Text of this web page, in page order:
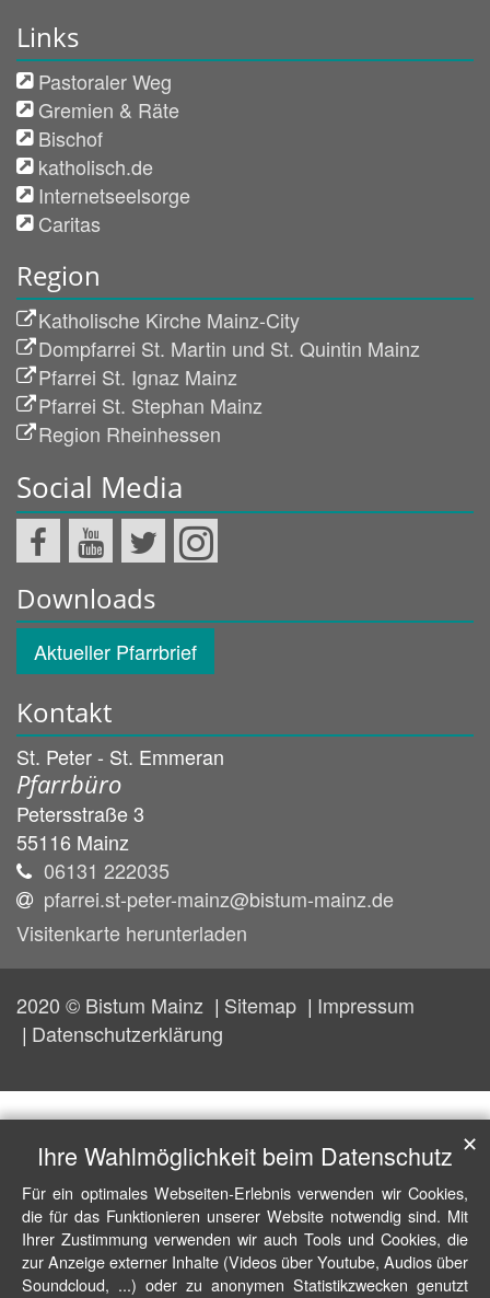
Links
Pastoraler Weg
Gremien & Räte
Bischof
katholisch.de
Internetseelsorge
Caritas
Region
Katholische Kirche Mainz-City
Dompfarrei St. Martin und St. Quintin Mainz
Pfarrei St. Ignaz Mainz
Pfarrei St. Stephan Mainz
Region Rheinhessen
Social Media
Downloads
Aktueller Pfarrbrief
Kontakt
St. Peter - St. Emmeran
Pfarrbüro
Petersstraße 3
55116 Mainz
06131 222035
pfarrei.st-peter-mainz@bistum-mainz.de
Visitenkarte herunterladen
2020 © Bistum Mainz Sitemap
Impressum
Datenschutzerklärung
Ihre Wahlmöglichkeit beim Datenschutz
Für ein optimales Webseiten-Erlebnis verwenden wir Cookies,
die für das Funktionieren unserer Website notwendig sind. Mit
Ihrer Zustimmung verwenden wir auch Tools und Cookies, die
zur Anzeige externer Inhalte (Videos über Youtube, Audios über
Soundcloud, ...) oder zu anonymen Statistikzwecken genutzt
✕